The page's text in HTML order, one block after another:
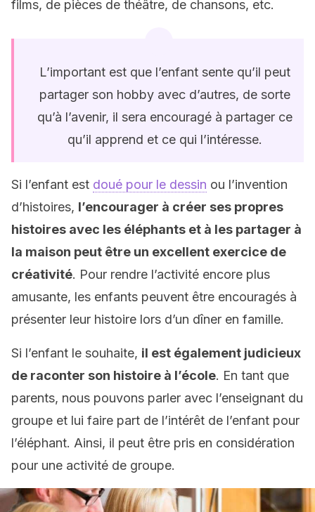
films, de pièces de théâtre, de chansons, etc.
L’important est que l’enfant sente qu’il peut
partager son hobby avec d’autres, de sorte
qu’à l’avenir, il sera encouragé à partager ce
qu’il apprend et ce qui l’intéresse.
Si l’enfant est doué pour le dessin ou l’invention
d’histoires, l’encourager à créer ses propres
histoires avec les éléphants et à les partager à
la maison peut être un excellent exercice de
créativité. Pour rendre l’activité encore plus
amusante, les enfants peuvent être encouragés à
présenter leur histoire lors d’un dîner en famille.
Si l’enfant le souhaite, il est également judicieux
de raconter son histoire à l’école. En tant que
parents, nous pouvons parler avec l’enseignant du
groupe et lui faire part de l’intérêt de l’enfant pour
l’éléphant. Ainsi, il peut être pris en considération
pour une activité de groupe.